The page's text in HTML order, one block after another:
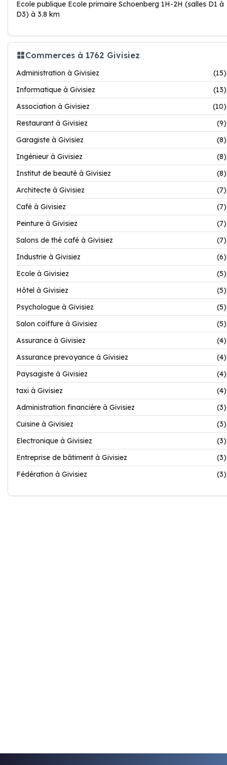
Ecole publique Ecole primaire Schoenberg 1H-2H (salles D1 à
D3) à 3.8 km
Commerces à 1762 Givisiez
Administration à Givisiez
(15)
Informatique à Givisiez
(13)
Association à Givisiez
(10)
Restaurant à Givisiez
(9)
Garagiste à Givisiez
(8)
Ingénieur à Givisiez
(8)
Institut de beauté à Givisiez
(8)
Architecte à Givisiez
(7)
Café à Givisiez
(7)
Peinture à Givisiez
(7)
Salons de thé café à Givisiez
(7)
Industrie à Givisiez
(6)
Ecole à Givisiez
(5)
Hôtel à Givisiez
(5)
Psychologue à Givisiez
(5)
Salon coiffure à Givisiez
(5)
Assurance à Givisiez
(4)
Assurance prevoyance à Givisiez
(4)
Paysagiste à Givisiez
(4)
taxi à Givisiez
(4)
Administration financière à Givisiez
(3)
Cuisine à Givisiez
(3)
Electronique à Givisiez
(3)
Entreprise de bâtiment à Givisiez
(3)
Fédération à Givisiez
(3)